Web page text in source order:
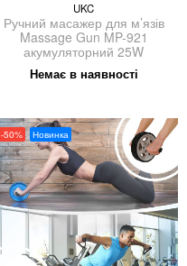
UKC
Ручний масажер для м’язів
Massage Gun MP-921
акумуляторний 25W
Немає в наявності
-50% Новинка